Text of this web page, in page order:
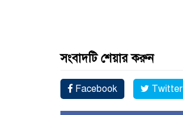
সংবাদটি শেয়ার করুন
Facebook Twitter